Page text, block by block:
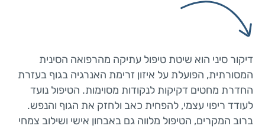
דיקור סיני הוא שיטת טיפול עתיקה מהרפואה הסינית
המסורתית, הפועלת על איזון זרימת האנרגיה בגוף בעזרת
החדרת מחטים דקיקות לנקודות מסוימות. הטיפול נועד
לעודד ריפוי עצמי, להפחית כאב ולחזק את הגוף והנפש.
ברוב המקרים, הטיפול מלווה גם באבחון אישי ושילוב צמחי